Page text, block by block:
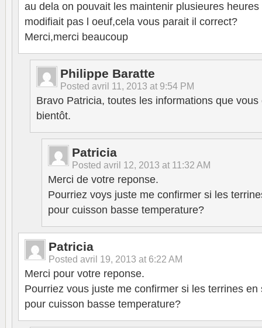
au dela on pouvait les maintenir plusieures
modifiait pas l oeuf,cela vous parait il correct?
Merci,merci beaucoup
Philippe Baratte
Posted avril 11, 2013 at 9:54 PM
Bravo Patricia, toutes les informations que
bientôt.
Patricia
Posted avril 12, 2013 at 11:32 AM
Merci de votre reponse.
Pourriez voys juste me confirmer si les
pour cuisson basse temperature?
Patricia
Posted avril 19, 2013 at 6:22 AM
Merci pour votre reponse.
Pourriez vous juste me confirmer si les terrines
pour cuisson basse temperature?